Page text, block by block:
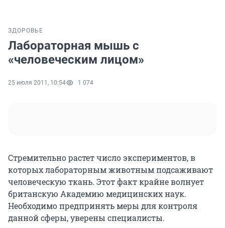
ЗДОРОВЬЕ
Лабораторная мышь с
«человеческим лицом»
25 июля 2011, 10:54 1 074
Стремительно растет число экспериментов, в
которых лабораторным животным подсаживают
человеческую ткань. Этот факт крайне волнует
британскую Академию медицинских наук.
Необходимо предпринять меры для контроля
данной сферы, уверены специалисты.